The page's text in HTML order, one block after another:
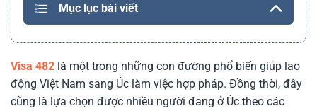
Mục lục bài viết
Visa 482 là một trong những con đường phổ biến giúp lao
động Việt Nam sang Úc làm việc hợp pháp. Đồng thời, đây
cũng là lựa chọn được nhiều người đang ở Úc theo các